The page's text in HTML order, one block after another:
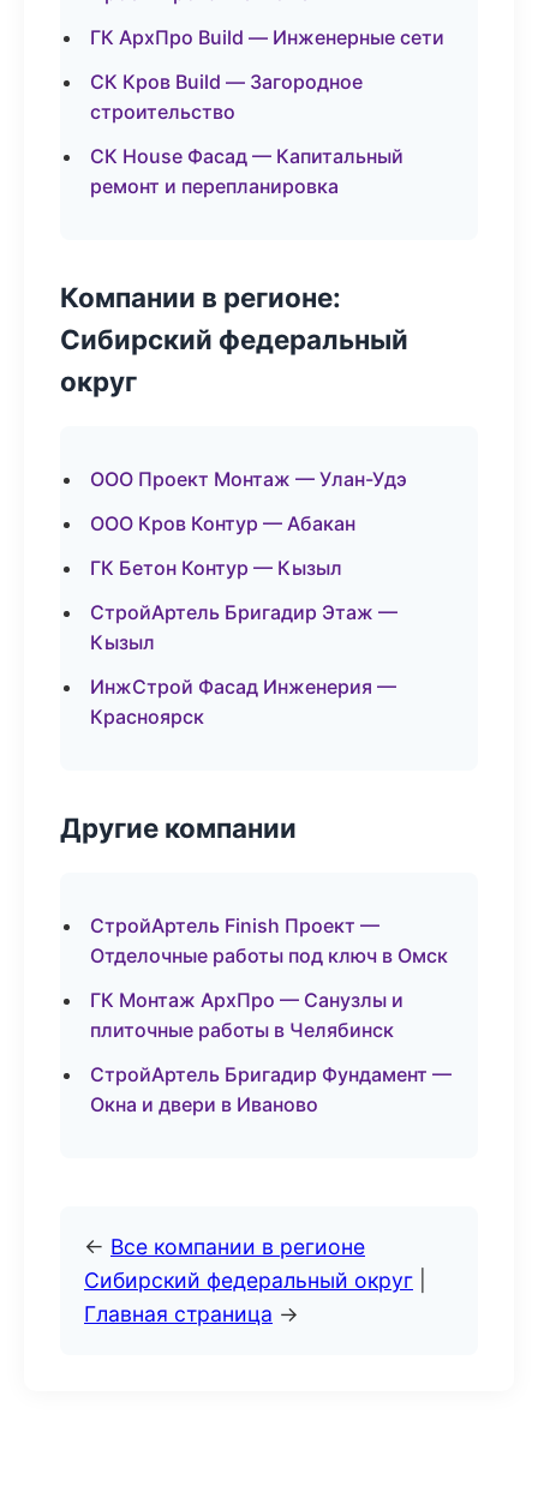
ГК АрхПро Build — Инженерные сети
СК Кров Build — Загородное
строительство
СК House Фасад — Капитальный
ремонт и перепланировка
Компании в регионе:
Сибирский федеральный
округ
ООО Проект Монтаж — Улан-Удэ
ООО Кров Контур — Абакан
ГК Бетон Контур — Кызыл
СтройАртель Бригадир Этаж —
Кызыл
ИнжСтрой Фасад Инженерия —
Красноярск
Другие компании
СтройАртель Finish Проект —
Отделочные работы под ключ в Омск
ГК Монтаж АрхПро — Санузлы и
плиточные работы в Челябинск
СтройАртель Бригадир Фундамент —
Окна и двери в Иваново
← Все компании в регионе
Сибирский федеральный округ
Главная страница →